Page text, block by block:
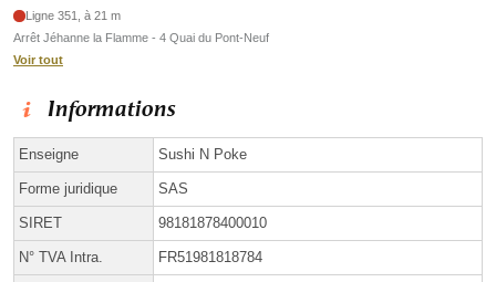
Ligne 351, à 21 m
Arrêt Jéhanne la Flamme - 4 Quai du Pont-Neuf
Voir tout
Informations
Enseigne Sushi N Poke
Forme juridique SAS
SIRET 98181878400010
N° TVA Intra. FR51981818784